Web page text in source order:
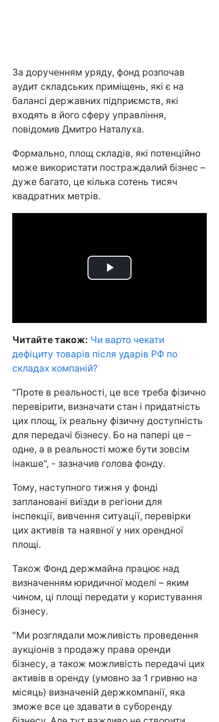
За дорученням уряду, фонд розпочав
аудит складських приміщень, які є на
балансі державних підприємств, які
входять в його сферу управління,
повідомив Дмитро Наталуха.
Формально, площ складів, які потенційно
може використати постраждалий бізнес –
дуже багато, це кілька сотень тисяч
квадратних метрів.
Play
Читайте також: Чи варто чекати
дефіциту товарів після ударів РФ по
складах компаній?
"Проте в реальності, це все треба фізично
перевірити, визначати стан і придатність
цих площ, їх реальну фізичну доступність
для передачі бізнесу. Бо на папері це –
одне, а в реальності може бути зовсім
інакше", - зазначив голова фонду.
Тому, наступного тижня у фонді
заплановані виїзди в регіони для
інспекції, вивчення ситуації, перевірки
цих активів та наявної у них орендної
площі.
Також Фонд держмайна працює над
визначенням юридичної моделі – яким
чином, ці площі передати у користування
бізнесу.
"Ми розглядали можливість проведення
аукціонів з продажу права оренди
бізнесу, а також можливість передачі цих
активів в оренду (умовно за 1 гривню на
місяць) визначеній держкомпанії, яка
зможе все це здавати в суборенду